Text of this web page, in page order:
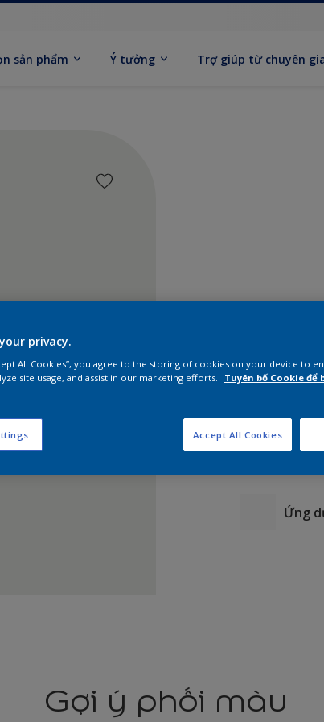
sản phẩm Ý tưởng Trợ giúp từ chuyên
Ứng
Gợi ý phối màu
privacy.
All Cookies”, you agree to the storing of cookies on your device to
site usage, and assist in our marketing efforts.
Tuyên bố Cookie
Accept All Cookies